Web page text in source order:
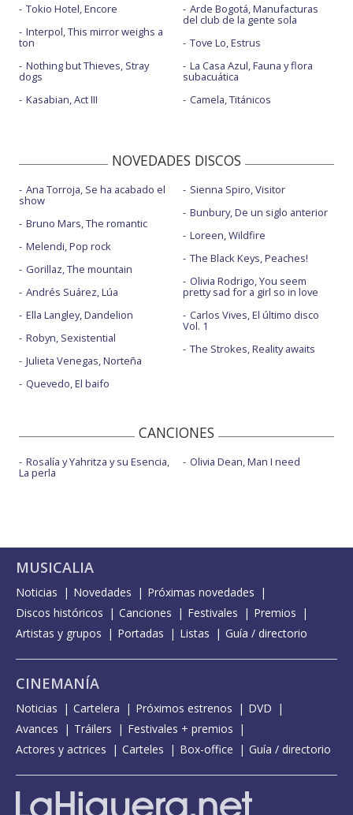
Tokio Hotel, Encore
Interpol, This mirror weighs a
ton
Nothing but Thieves, Stray
dogs
Kasabian, Act III
Arde Bogotá, Manufacturas
del club de la gente sola
Tove Lo, Estrus
La Casa Azul, Fauna y flora
subacuática
Camela, Titánicos
NOVEDADES DISCOS
Ana Torroja, Se ha acabado el
show
Bruno Mars, The romantic
Melendi, Pop rock
Gorillaz, The mountain
Andrés Suárez, Lúa
Ella Langley, Dandelion
Robyn, Sexistential
Julieta Venegas, Norteña
Quevedo, El baifo
Sienna Spiro, Visitor
Bunbury, De un siglo anterior
Loreen, Wildfire
The Black Keys, Peaches!
Olivia Rodrigo, You seem
pretty sad for a girl so in love
Carlos Vives, El último disco
Vol. 1
The Strokes, Reality awaits
CANCIONES
Rosalía y Yahritza y su Esencia,
La perla
Olivia Dean, Man I need
MUSICALIA
Noticias Novedades
Próximas novedades
Discos históricos
Canciones Festivales
Premios
Artistas y grupos
Portadas Listas Guía / directorio
CINEMANÍA
Noticias Cartelera Próximos estrenos
DVD
Avances
Tráilers
Festivales + premios
Actores y actrices
Carteles Box-office Guía / directorio